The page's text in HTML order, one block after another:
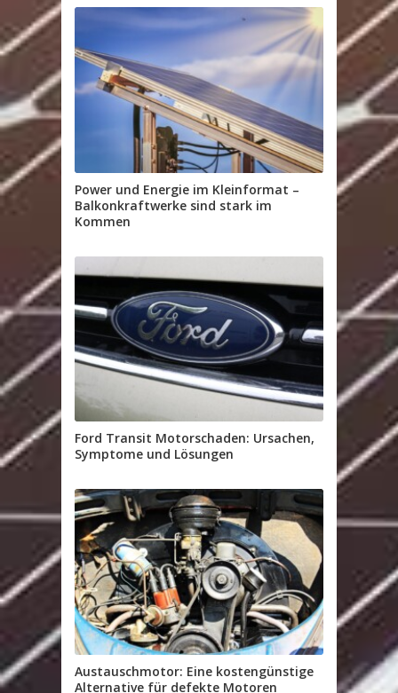
Power und Energie im Kleinformat –
Balkonkraftwerke sind stark im
Kommen
Ford Transit Motorschaden: Ursachen,
Symptome und Lösungen
Austauschmotor: Eine kostengünstige
Alternative für defekte Motoren